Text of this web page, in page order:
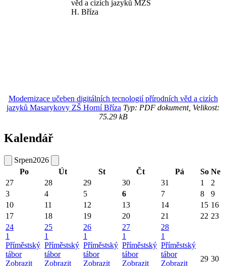
Modernizace učeben digitálních tecnologií přírodních věd a cizích
jazyků Masarykovy ZŠ Horní Bříza Typ: PDF dokument, Velikost:
75.29 kB
Kalendář
Srpen2026
Po
Út St Čt Pá So Ne
27
28 29 30 31 1
2
3
4 5 6 7 8
9
10
11 12 13 14 15 16
17
18 19 20 21 22 23
24
1
Příměstský
tábor
Zobrazit
25
1
Příměstský
tábor
Zobrazit
26
1
Příměstský
tábor
Zobrazit
27
1
Příměstský
tábor
Zobrazit
28
1
Příměstský
tábor
Zobrazit
29 30